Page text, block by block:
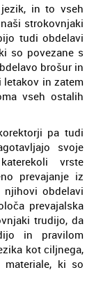
in to vseh
strokovnjaki
tudi obdelavi
so povezane s
brošur in
in zatem
vseh ostalih
pa tudi
svoje
vrste
prevajanje iz
njihovi obdelavi
prevajalska
trudijo, da
in pravilom
kot ciljnega,
ki so